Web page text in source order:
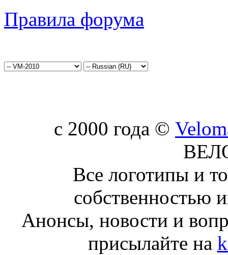
Правила форума
c 2000 года ©
Все логотипы и
собственностью
Анонсы, новости и
присылайте на